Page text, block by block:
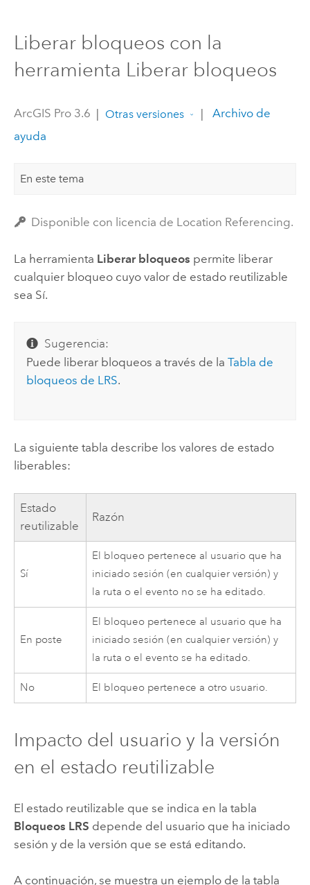
Liberar bloqueos con la
herramienta Liberar bloqueos
ArcGIS Pro 3.6 | Otras versiones |
Archivo de
ayuda
En este tema
Disponible con licencia de Location Referencing.
La herramienta Liberar bloqueos permite liberar
cualquier bloqueo cuyo valor de estado reutilizable
sea Sí.
Sugerencia:
Puede liberar bloqueos a través de laTabla de
bloqueos de LRS.
La siguiente tabla describe los valores de estado
liberables:
Estado
reutilizable
Razón
Sí
El bloqueo pertenece al usuario que ha
iniciado sesión (en cualquier versión) y
la ruta o el evento no se ha editado.
En poste
El bloqueo pertenece al usuario que ha
iniciado sesión (en cualquier versión) y
la ruta o el evento se ha editado.
No El bloqueo pertenece a otro usuario.
Impacto del usuario y la versión
en el estado reutilizable
El estado reutilizable que se indica en la tabla
Bloqueos LRS depende del usuario que ha iniciado
sesión y de la versión que se está editando.
A continuación, se muestra un ejemplo de la tabla